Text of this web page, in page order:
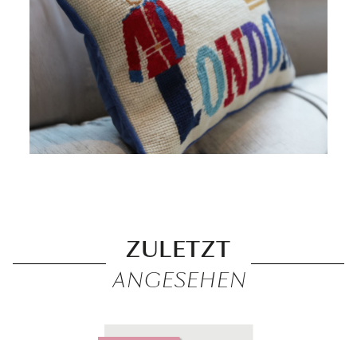
ZULETZT
ANGESEHEN